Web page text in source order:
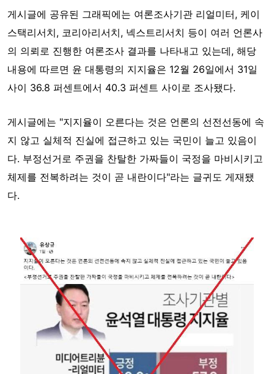
게시글에 공유된 그래픽에는 여론조사기관 리얼미터, 케이
스택리서치, 코리아리서치, 넥스트리서치 등이 여러 언론사
의 의뢰로 진행한 여론조사 결과를 나타내고 있는데, 해당
내용에 따르면 윤 대통령의 지지율은 12월 26일에서 31일
사이 36.8 퍼센트에서 40.3 퍼센트 사이로 조사됐다.
게시글에는 "지지율이 오른다는 것은 언론의 선전선동에 속
지 않고 실체적 진실에 접근하고 있는 국민이 늘고 있음이
다. 부정선거로 주권을 찬탈한 가짜들이 국정을 마비시키고
체제를 전복하려는 것이 곧 내란이다"라는 글귀도 게재됐
다.
Image